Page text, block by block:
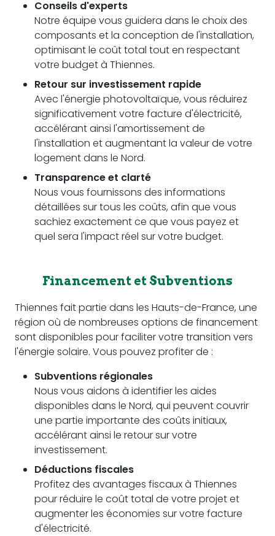
Conseils d'experts
Notre équipe vous guidera dans le choix des
composants et la conception de l'installation,
optimisant le coût total tout en respectant
votre budget à Thiennes.
Retour sur investissement rapide
Avec l'énergie photovoltaïque, vous réduirez
significativement votre facture d'électricité,
accélérant ainsi l'amortissement de
l'installation et augmentant la valeur de votre
logement dans le Nord.
Transparence et clarté
Nous vous fournissons des informations
détaillées sur tous les coûts, afin que vous
sachiez exactement ce que vous payez et
quel sera l'impact réel sur votre budget.
Financement et Subventions
Thiennes fait partie dans les Hauts-de-France, une
région où de nombreuses options de financement
sont disponibles pour faciliter votre transition vers
l'énergie solaire. Vous pouvez profiter de :
Subventions régionales
Nous vous aidons à identifier les aides
disponibles dans le Nord, qui peuvent couvrir
une partie importante des coûts initiaux,
accélérant ainsi le retour sur votre
investissement.
Déductions fiscales
Profitez des avantages fiscaux à Thiennes
pour réduire le coût total de votre projet et
augmenter les économies sur votre facture
d'électricité.